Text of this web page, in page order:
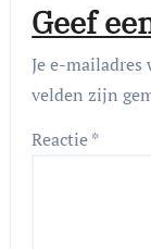
Geef
Je e-
velden zijn
Reactie*